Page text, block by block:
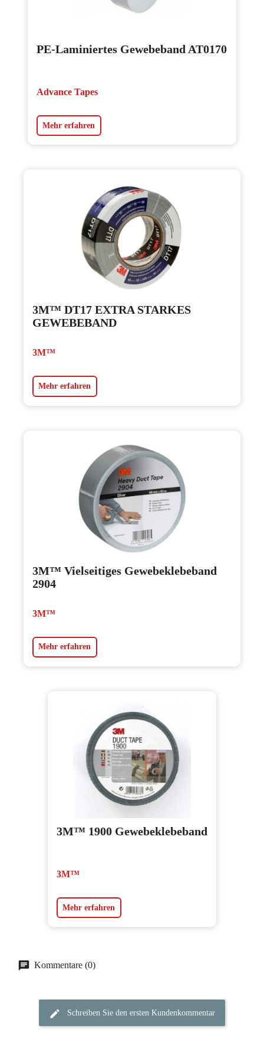
PE-Laminiertes Gewebeband AT0170
Advance Tapes
Mehr erfahren
3M™ DT17 EXTRA STARKES
GEWEBEBAND
3M™
Mehr erfahren
3M™ Vielseitiges Gewebeklebeband
2904
3M™
Mehr erfahren
3M™ 1900 Gewebeklebeband
3M™
Mehr erfahren
Kommentare (0)
Schreiben Sie den ersten Kundenkommentar